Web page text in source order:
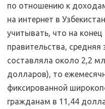
по отношению к
на интернет в
учитывать, что на
правительства, средняя
составляла около 2,2
долларов), то
фиксированной
гражданам в 11,44